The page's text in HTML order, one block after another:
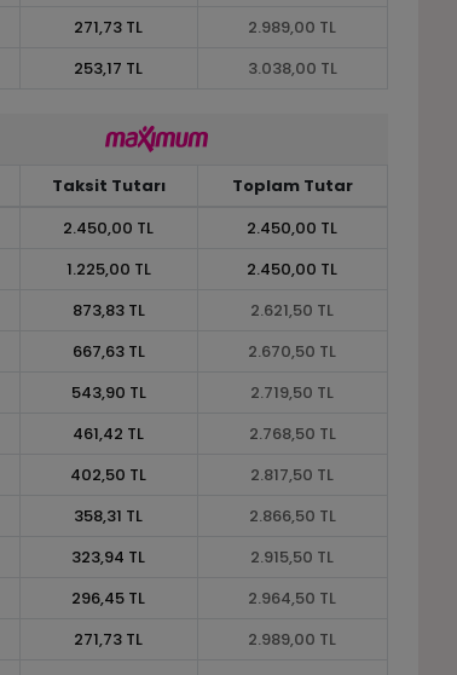
271,73 TL
2.989,00 TL
253,17 TL 3.038,00 TL
Taksit Tutarı
Toplam Tutar
2.450,00 TL
2.450,00 TL
1.225,00 TL
2.450,00 TL
873,83 TL
2.621,50 TL
667,63 TL
2.670,50 TL
543,90 TL
2.719,50 TL
461,42 TL
2.768,50 TL
402,50 TL
2.817,50 TL
358,31 TL
2.866,50 TL
323,94 TL
2.915,50 TL
296,45 TL
2.964,50 TL
271,73 TL
2.989,00 TL